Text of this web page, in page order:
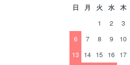
日 月 火 水 木
1
2 3
6
7 8 9 10
13 14 15 16 17